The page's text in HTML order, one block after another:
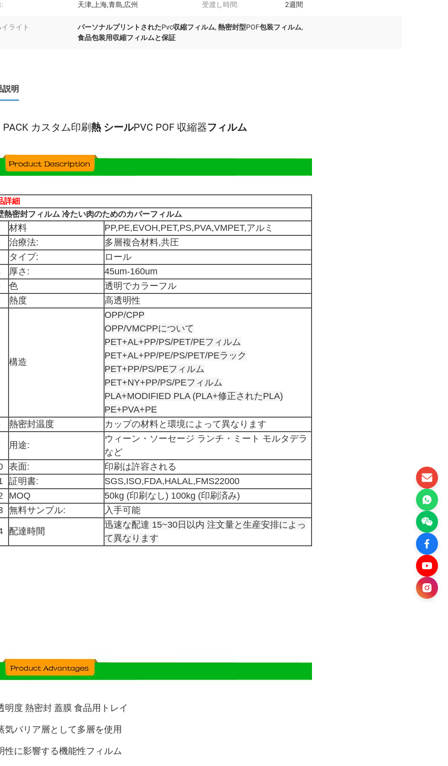
: 天津,上海,青島,広州 受渡し時間: 2週間
ライト パーソナルプリントされたPvc収縮フィルム, 熱密封型POF包装フィルム,
食品包装用収縮フィルムと保証
説明
PACK カスタム印刷熱 シールPVC POF 収縮器フィルム
詳細
熱密封フィルム 冷たい肉のためのカバーフィルム
材料
PP,PE,EVOH,PET,PS,PVA,VMPET,アルミ
治療法:
多層複合材料,共圧
タイプ:
ロール
厚さ:
45um-160um
色
透明でカラーフル
熱度 高透明性
構造
OPP/CPP
OPP/VMCPPについて
PET+AL+PP/PS/PET/PEフィルム
PET+AL+PP/PE/PS/PET/PEラック
PET+PP/PS/PEフィルム
PET+NY+PP/PS/PEフィルム
PLA+MODIFIED PLA (PLA+修正されたPLA)
PE+PVA+PE
熱密封温度 カップの材料と環境によって異なります
用途:
ウィーン・ソーセージ ランチ・ミート モルタデラ
など
表面:
印刷は許容される
証明書:
SGS,ISO,FDA,HALAL,FMS22000
MOQ
50kg (印刷なし) 100kg (印刷済み)
無料サンプル: 入手可能
配達時間
迅速な配達 15~30日以内 注文量と生産安排によっ
て異なります
明度 熱密封 蓋膜 食品用トレイ
気バリア層として多層を使用
性に影響する機能性フィルム